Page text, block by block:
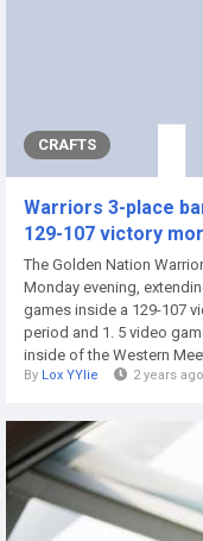
CRAFTS
Warriors 3-place
129-107 victory
The Golden Nation
Monday evening,
games inside a 129-107
period and 1. 5 video
inside of the Western
inside the penalty early
during turnovers and...
By Lox YYlie 2 years ago